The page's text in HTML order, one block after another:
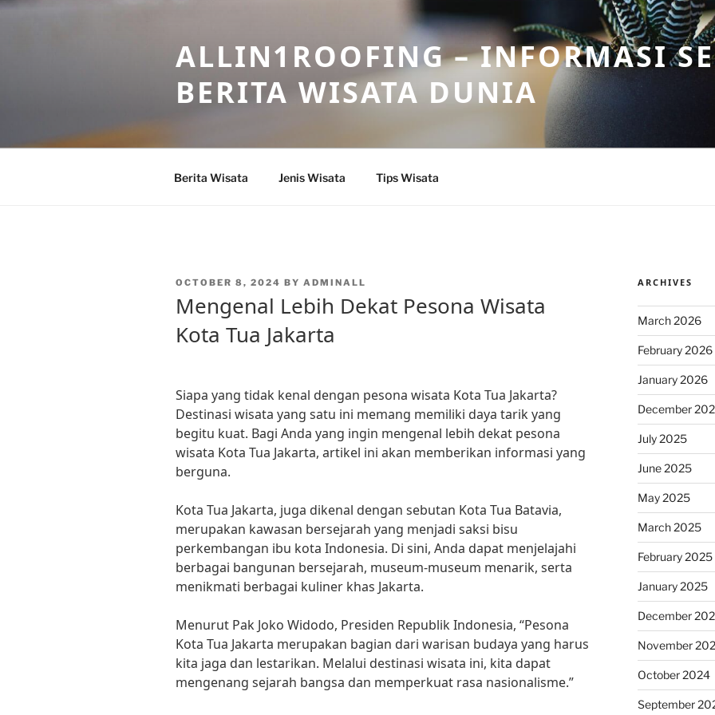
Skip
ALLIN1ROOFING – INFORMASI
BERITA WISATA DUNIA
Berita Wisata Jenis Wisata Tips Wisata
POSTED
OCTOBER 8, 2024 BY ADMINALL
Mengenal Lebih Dekat Pesona Wisata
Kota Tua Jakarta
Siapa yang tidak kenal dengan pesona wisata Kota Tua Jakarta?
Destinasi wisata yang satu ini memang memiliki daya tarik yang
begitu kuat. Bagi Anda yang ingin mengenal lebih dekat pesona
wisata Kota Tua Jakarta, artikel ini akan memberikan informasi yang
berguna.
Kota Tua Jakarta, juga dikenal dengan sebutan Kota Tua Batavia,
merupakan kawasan bersejarah yang menjadi saksi bisu
perkembangan ibu kota Indonesia. Di sini, Anda dapat menjelajahi
berbagai bangunan bersejarah, museum-museum menarik, serta
menikmati berbagai kuliner khas Jakarta.
Menurut Pak Joko Widodo, Presiden Republik Indonesia, “Pesona
Kota Tua Jakarta merupakan bagian dari warisan budaya yang harus
kita jaga dan lestarikan. Melalui destinasi wisata ini, kita dapat
mengenang sejarah bangsa dan memperkuat rasa nasionalisme.”
ARCHIVES
March 2026
February 2026
January 2026
December
July 2025
June 2025
May 2025
March 2025
February 2025
January 2025
December
November
October 2024
September